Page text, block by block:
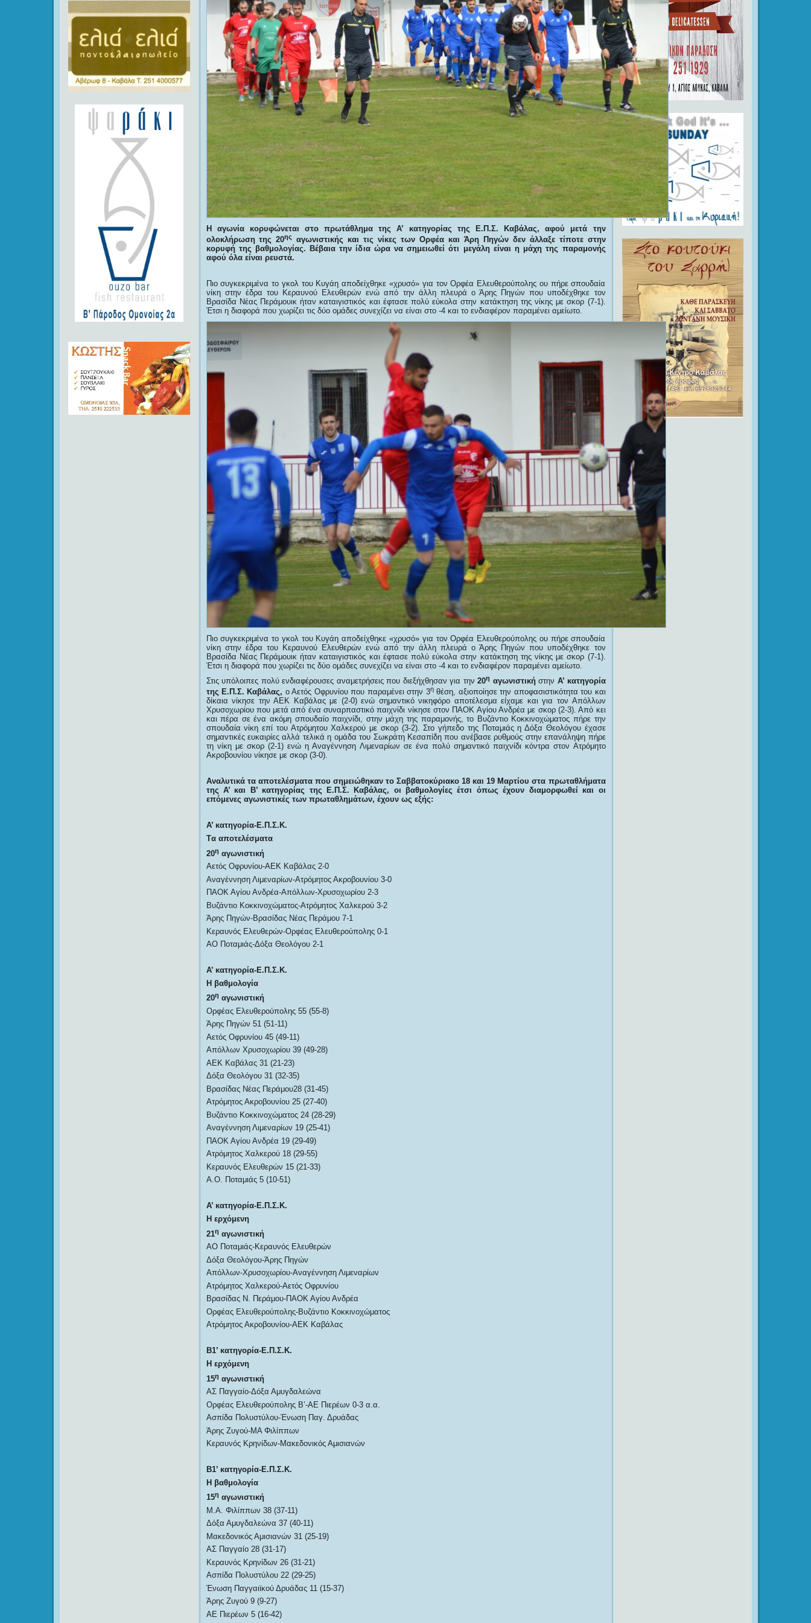
Η αγωνία κορυφώνεται στο πρωτάθλημα της Α’ κατηγορίας της Ε.Π.Σ. Καβάλας, αφού μετά την
ολοκλήρωση της 20ης
αγωνιστικής και τις νίκες των Ορφέα και Άρη Πηγών δεν άλλαξε τίποτε στην
κορυφή της βαθμολογίας. Βέβαια την ίδια ώρα να σημειωθεί ότι μεγάλη είναι η μάχη της παραμονής
αφού όλα είναι ρευστά.
Πιο συγκεκριμένα το γκολ του Κυγάη αποδείχθηκε «χρυσό» για τον Ορφέα Ελευθερούπολης ου πήρε σπουδαία
νίκη στην έδρα του Κεραυνού Ελευθερών ενώ από την άλλη πλευρά ο Άρης Πηγών που υποδέχθηκε τον
Βρασίδα Νέας Περάμουικ ήταν καταιγιστικός και έφτασε πολύ εύκολα στην κατάκτηση της νίκης με σκορ (7-1).
Έτσι η διαφορά που χωρίζει τις δύο ομάδες συνεχίζει να είναι στο -4 και το ενδιαφέρον παραμένει αμείωτο.
Πιο συγκεκριμένα το γκολ του Κυγάη αποδείχθηκε «χρυσό» για τον Ορφέα Ελευθερούπολης ου πήρε σπουδαία
νίκη στην έδρα του Κεραυνού Ελευθερών ενώ από την άλλη πλευρά ο Άρης Πηγών που υποδέχθηκε τον
Βρασίδα Νέας Περάμουικ ήταν καταιγιστικός και έφτασε πολύ εύκολα στην κατάκτηση της νίκης με σκορ (7-1).
Έτσι η διαφορά που χωρίζει τις δύο ομάδες συνεχίζει να είναι στο -4 και το ενδιαφέρον παραμένει αμείωτο.
Στις υπόλοιπες πολύ ενδιαφέρουσες αναμετρήσεις που διεξήχθησαν για την20η αγωνιστικήστην Α’ κατηγορία
της Ε.Π.Σ. Καβάλας, ο Αετός Οφρυνίου που παραμένει στην 3ηθέση, αξιοποίησε την αποφασιστικότητα του και
δίκαια νίκησε την ΑΕΚ Καβάλας με (2-0) ενώ σημαντικό νικηφόρο αποτέλεσμα είχαμε και για τον Απόλλων
Χρυσοχωρίου που μετά από ένα συναρπαστικό παιχνίδι νίκησε στον ΠΑΟΚ Αγίου Ανδρέα με σκορ (2-3). Από κει
και πέρα σε ένα ακόμη σπουδαίο παιχνίδι, στην μάχη της παραμονής, το Βυζάντιο Κοκκινοχώματος πήρε την
σπουδαία νίκη επί του Ατρόμητου Χαλκερού με σκορ (3-2). Στο γήπεδο της Ποταμιάς η Δόξα Θεολόγου έχασε
σημαντικές ευκαιρίες αλλά τελικά η ομάδα του Σωκράτη Κεσαπίδη που ανέβασε ρυθμούς στην επανάληψη πήρε
τη νίκη με σκορ (2-1) ενώ η Αναγέννηση Λιμεναρίων σε ένα πολύ σημαντικό παιχνίδι κόντρα στον Ατρόμητο
Ακροβουνίου νίκησε με σκορ (3-0).
Αναλυτικά τα αποτελέσματα που σημειώθηκαν το Σαββατοκύριακο 18 και 19 Μαρτίου στα πρωταθλήματα
της Α’ και Β’ κατηγορίας της Ε.Π.Σ. Καβάλας, οι βαθμολογίες έτσι όπως έχουν διαμορφωθεί και οι
επόμενες αγωνιστικές των πρωταθλημάτων, έχουν ως εξής:
Α’ κατηγορία-Ε.Π.Σ.Κ.
Tα αποτελέσματα
20η αγωνιστική
Αετός Οφρυνίου-ΑΕΚ Καβάλας 2-0
Αναγέννηση Λιμεναρίων-Ατρόμητος Ακροβουνίου 3-0
ΠΑΟΚ Αγίου Ανδρέα-Απόλλων-Χρυσοχωρίου 2-3
Βυζάντιο Κοκκινοχώματος-Ατρόμητος Χαλκερού 3-2
Άρης Πηγών-Βρασίδας Νέας Περάμου 7-1
Κεραυνός Ελευθερών-Ορφέας Ελευθερούπολης 0-1
ΑΟ Ποταμιάς-Δόξα Θεολόγου 2-1
Α’ κατηγορία-Ε.Π.Σ.Κ.
Η βαθμολογία
20η αγωνιστική
Ορφέας Ελευθερούπολης 55 (55-8)
Άρης Πηγών 51 (51-11)
Αετός Οφρυνίου 45 (49-11)
Απόλλων Χρυσοχωρίου 39 (49-28)
ΑΕΚ Καβάλας 31 (21-23)
Δόξα Θεολόγου 31 (32-35)
Βρασίδας Νέας Περάμου28 (31-45)
Ατρόμητος Ακροβουνίου 25 (27-40)
Βυζάντιο Κοκκινοχώματος 24 (28-29)
Αναγέννηση Λιμεναρίων 19 (25-41)
ΠΑΟΚ Αγίου Ανδρέα 19 (29-49)
Ατρόμητος Χαλκερού 18 (29-55)
Κεραυνός Ελευθερών 15 (21-33)
Α.Ο. Ποταμιάς 5 (10-51)
Α’ κατηγορία-Ε.Π.Σ.Κ.
Η ερχόμενη
21η αγωνιστική
ΑΟ Ποταμιάς-Κεραυνός Ελευθερών
Δόξα Θεολόγου-Άρης Πηγών
Απόλλων-Χρυσοχωρίου-Αναγέννηση Λιμεναρίων
Ατρόμητος Χαλκερού-Αετός Οφρυνίου
Βρασίδας Ν. Περάμου-ΠΑΟΚ Αγίου Ανδρέα
Ορφέας Ελευθερούπολης-Βυζάντιο Κοκκινοχώματος
Ατρόμητος Ακροβουνίου-ΑΕΚ Καβάλας
Β1’ κατηγορία-Ε.Π.Σ.Κ.
Η ερχόμενη
15η αγωνιστική
ΑΣ Παγγαίο-Δόξα Αμυγδαλεώνα
Ορφέας Ελευθερούπολης Β’-ΑΕ Πιερέων 0-3 α.α.
Ασπίδα Πολυστύλου-Ένωση Παγ. Δρυάδας
Άρης Ζυγού-ΜΑ Φιλίππων
Κεραυνός Κρηνίδων-Μακεδονικός Αμισιανών
Β1’ κατηγορία-Ε.Π.Σ.Κ.
Η βαθμολογία
15η αγωνιστική
Μ.Α. Φιλίππων 38 (37-11)
Δόξα Αμυγδαλεώνα 37 (40-11)
Μακεδονικός Αμισιανών 31 (25-19)
ΑΣ Παγγαίο 28 (31-17)
Κεραυνός Κρηνίδων 26 (31-21)
Ασπίδα Πολυστύλου 22 (29-25)
Ένωση Παγγαιϊκού Δρυάδας 11 (15-37)
Άρης Ζυγού 9 (9-27)
ΑΕ Πιερέων 5 (16-42)